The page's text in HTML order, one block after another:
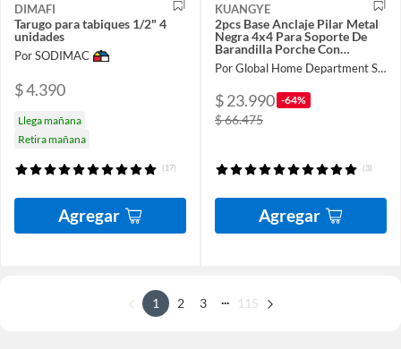
DIMAFI
Tarugo para tabiques 1/2" 4
unidades
Por SODIMAC
$ 4.390
Llega mañana
Retira mañana
(17)
Agregar
KUANGYE
2pcs Base Anclaje Pilar Metal
Negra 4x4 Para Soporte De
Barandilla Porche Con
Tornillos Y Llave
Por Global Home Department Store
$ 23.990 -64%
$ 66.475
(3)
Agregar
1 2 3 ... 115